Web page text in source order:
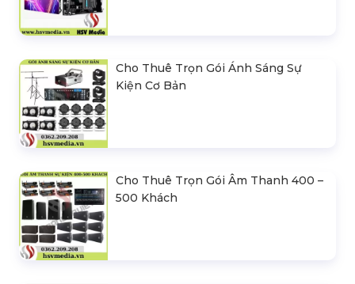
Cho Thuê Trọn Gói Ánh Sáng Sự
Kiện Cơ Bản
Cho Thuê Trọn Gói Âm Thanh 400 –
500 Khách